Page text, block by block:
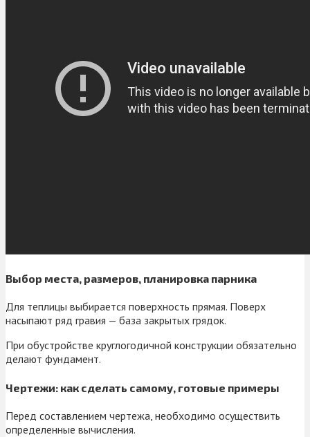
Выбор места, размеров, планировка парника
Для теплицы выбирается поверхность прямая. Поверх
насыпают ряд гравия — база закрытых грядок.
При обустройстве круглогодичной конструкции обязательно
делают фундамент.
Чертежи: как сделать самому, готовые примеры
Перед составлением чертежа, необходимо осуществить
определенные вычисления.